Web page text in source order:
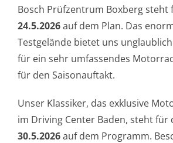
Bosch Prüfzentrum Boxberg steht
24.5.2026auf dem Plan. Das
Testgelände bietet uns
für ein sehr umfassendes
für den Saisonauftakt.
Unser Klassiker, das exklusive
im Driving Center Baden, steht für
30.5.2026auf dem Programm.